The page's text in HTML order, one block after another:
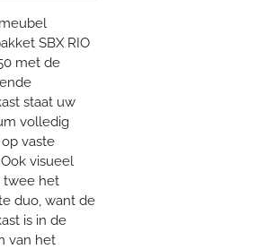
SBX RIO
met de
staat uw
volledig
vaste
visueel
twee het
duo, want de
is in de
van het